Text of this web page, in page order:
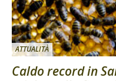
ATTUALITÀ
Caldo record in